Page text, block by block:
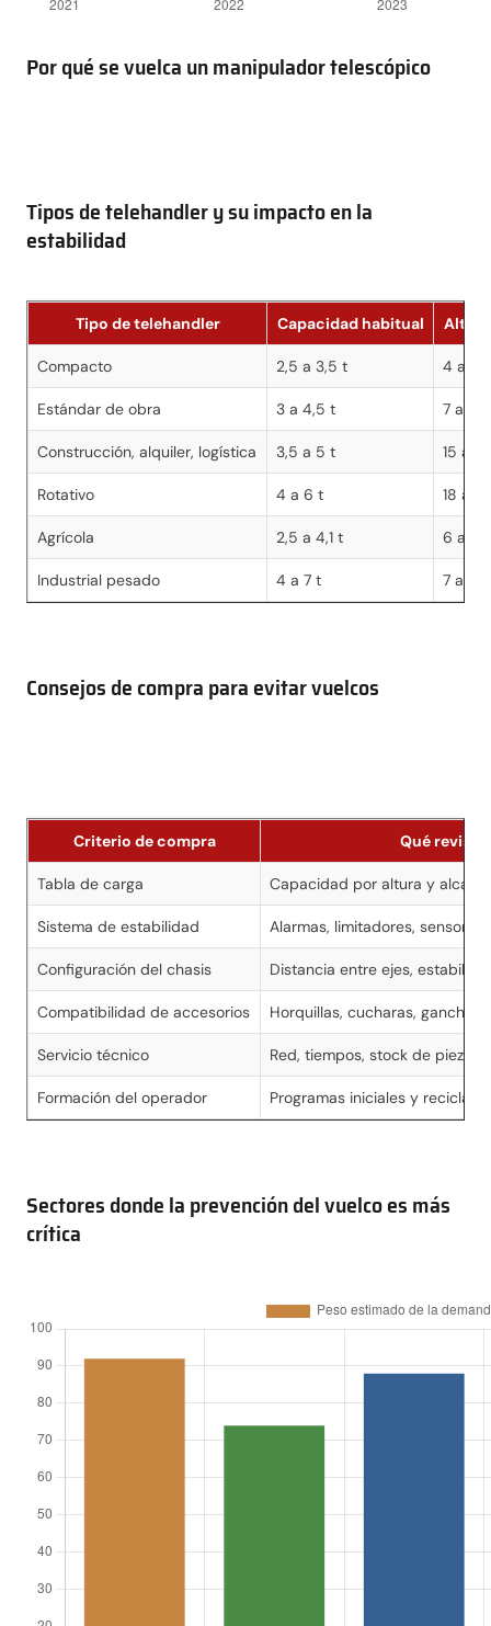
Por qué se vuelca un manipulador telescópico
Tipos de telehandler y su impacto en la
estabilidad
Tipo de telehandler Capacidad habitual
Compacto 2,5 a 3,5 t 4 a 7
Estándar de obra 3 a 4,5 t 7 a 14
Construcción, alquiler, logística 3,5 a 5 t 15 a
Rotativo 4 a 6 t 18 a
Agrícola 2,5 a 4,1 t 6 a 10
Industrial pesado 4 a 7 t 7 a 14
Consejos de compra para evitar vuelcos
Criterio de compra Qué revisar
Tabla de carga Capacidad por altura y
Sistema de estabilidad Alarmas, limitadores, sensores
Configuración del chasis Distancia entre ejes,
Compatibilidad de accesorios Horquillas, cucharas,
Servicio técnico Red, tiempos, stock de piezas
Formación del operador Programas iniciales y reciclajes
Sectores donde la prevención del vuelco es más
crítica